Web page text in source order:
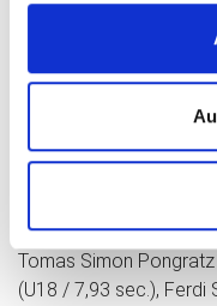
400 m (64,49 sec. /
Gute 60 m Zeiten
Emma Wittmann (F /
sec.), Karo Zinchenko
Lena Bruischütz (U18
Ben Biermann (U18
Tomas Simon
(U18 / 7,93 sec.), Ferdi